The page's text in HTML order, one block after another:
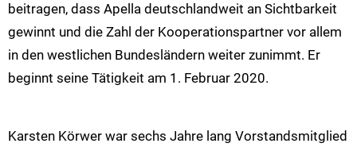
beitragen, dass Apella deutschlandweit an Sichtbarkeit
gewinnt und die Zahl der Kooperationspartner vor allem
in den westlichen Bundesländern weiter zunimmt. Er
beginnt seine Tätigkeit am 1. Februar 2020.
Karsten Körwer war sechs Jahre lang Vorstandsmitglied